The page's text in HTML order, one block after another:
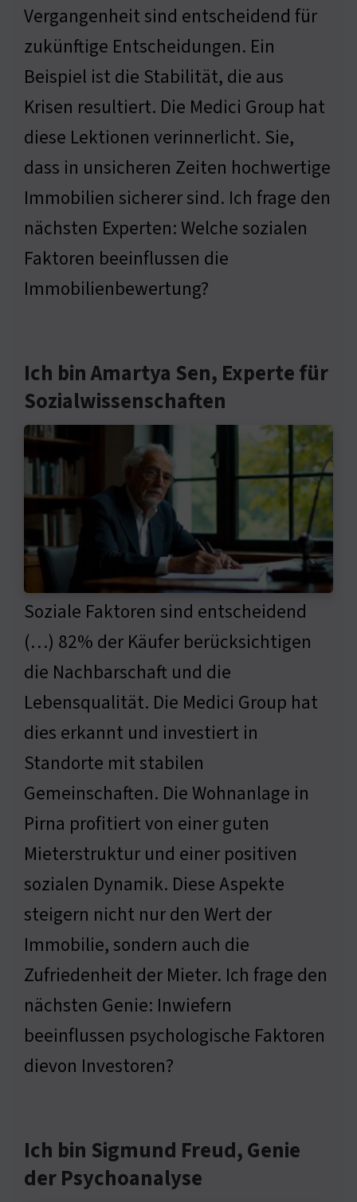
Vergangenheit sind entscheidend für
zukünftige Entscheidungen. Ein
Beispiel ist die Stabilität, die aus
Krisen resultiert. Die Medici Group hat
diese Lektionen verinnerlicht. Sie,
dass in unsicheren Zeiten hochwertige
Immobilien sicherer sind. Ich frage den
nächsten Experten: Welche sozialen
Faktoren beeinflussen die
Immobilienbewertung?
Ich bin Amartya Sen, Experte für
Sozialwissenschaften
Soziale Faktoren sind entscheidend
(…) 82% der Käufer berücksichtigen
die Nachbarschaft und die
Lebensqualität. Die Medici Group hat
dies erkannt und investiert in
Standorte mit stabilen
Gemeinschaften. Die Wohnanlage in
Pirna profitiert von einer guten
Mieterstruktur und einer positiven
sozialen Dynamik. Diese Aspekte
steigern nicht nur den Wert der
Immobilie, sondern auch die
Zufriedenheit der Mieter. Ich frage den
nächsten Genie: Inwiefern
beeinflussen psychologische Faktoren
dievon Investoren?
Ich bin Sigmund Freud, Genie
der Psychoanalyse